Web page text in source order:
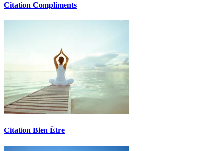
Citation Compliments
Citation Bien Être